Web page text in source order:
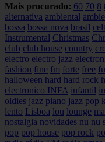
Mais procurado: 60 70 8
alternativa ambiental
bossa bossa nova brasil
Instrumental Christmas
club club house country
electro electro jazz
fashion fine fm forte free
halloween hard hard rock
electronico INFA infantil
oldies jazz piano jazz pop k
lento Lisboa lou lounge
nostalgia novidades nu nu
pop pop house pop rock